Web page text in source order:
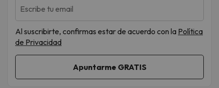
Escribe tu email
Al suscribirte, confirmas estar de acuerdo con la Política
de Privacidad